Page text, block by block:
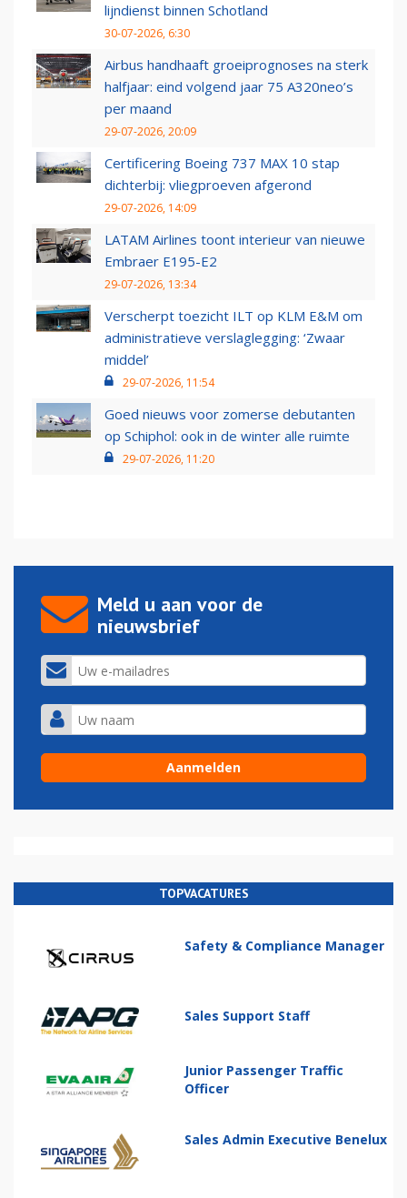
lijndienst binnen Schotland
30-07-2026, 6:30
Airbus handhaaft groeiprognoses na sterk
halfjaar: eind volgend jaar 75 A320neo’s
per maand
29-07-2026, 20:09
Certificering Boeing 737 MAX 10 stap
dichterbij: vliegproeven afgerond
29-07-2026, 14:09
LATAM Airlines toont interieur van nieuwe
Embraer E195-E2
29-07-2026, 13:34
Verscherpt toezicht ILT op KLM E&M om
administratieve verslaglegging: ‘Zwaar
middel’
29-07-2026, 11:54
Goed nieuws voor zomerse debutanten
op Schiphol: ook in de winter alle ruimte
29-07-2026, 11:20
Meld u aan voor de
nieuwsbrief
TOPVACATURES
Safety & Compliance Manager
Sales Support Staff
Junior Passenger Traffic
Officer
Sales Admin Executive Benelux